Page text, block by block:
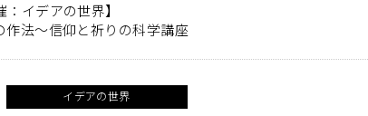
：イデアの世界】
法〜信仰と祈りの科学講座
イデアの世界